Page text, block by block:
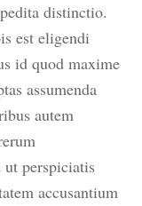
distinctio.
est eligendi
id quod maxime
assumenda
autem
ut perspiciatis
accusantium